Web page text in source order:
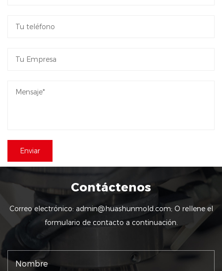
Contáctenos
Correo electrónico: admin@huashunmold.com; O rellene el
formulario de contacto a continuación.